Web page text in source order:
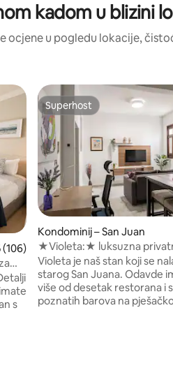
kadom u blizini
ocjene u pogledu lokacije,
ocjena: 4,85/5, recenzija: 106
(106)
s
Superhost
Superhost
Kondominij – San Juan
★Violeta:★ luksuzna
terasa u Starom San Juanu
Violeta je naš stan koji se
starog San Juana. Odavde imate pristup
više od desetak restorana i
poznatih barova na